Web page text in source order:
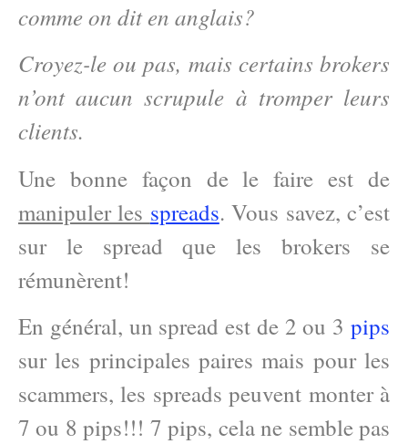
comme on dit en anglais?
Croyez-le ou pas, mais certains brokers
n’ont aucun scrupule à tromper leurs
clients.
Une bonne façon de le faire est de
manipuler les spreads. Vous savez, c’est
sur le spread que les brokers se
rémunèrent!
En général, un spread est de 2 ou 3 pips
sur les principales paires mais pour les
scammers, les spreads peuvent monter à
7 ou 8 pips!!! 7 pips, cela ne semble pas